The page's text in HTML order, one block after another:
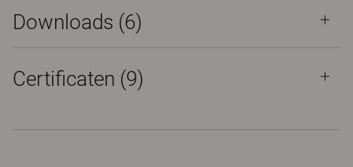
Downloads (6)
Certificaten (9)